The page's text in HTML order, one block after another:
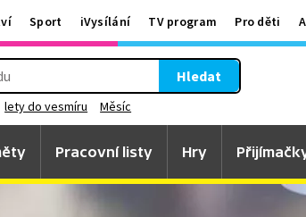
Sport iVysílání TV program Pro děti
Hledat
lety do vesmíru Měsíc
Pracovní listy Hry